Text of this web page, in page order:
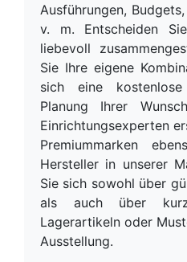
Ausführungen,
v. m. Entscheiden
liebevoll
Sie Ihre eigene
sich eine
Planung Ihrer
Einrichtungsexperten
Premiummarken
Hersteller in unserer
Sie sich sowohl über
als auch über
Lagerartikeln oder
Ausstellung.